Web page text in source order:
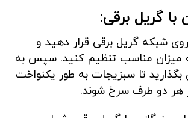
با گریل برقی:
شبکه گریل برقی قرار دهید و
میزان مناسب تنظیم کنید. سپس به
تا سبزیجات به طور یکنواخت
هر دو طرف سرخ شوند.